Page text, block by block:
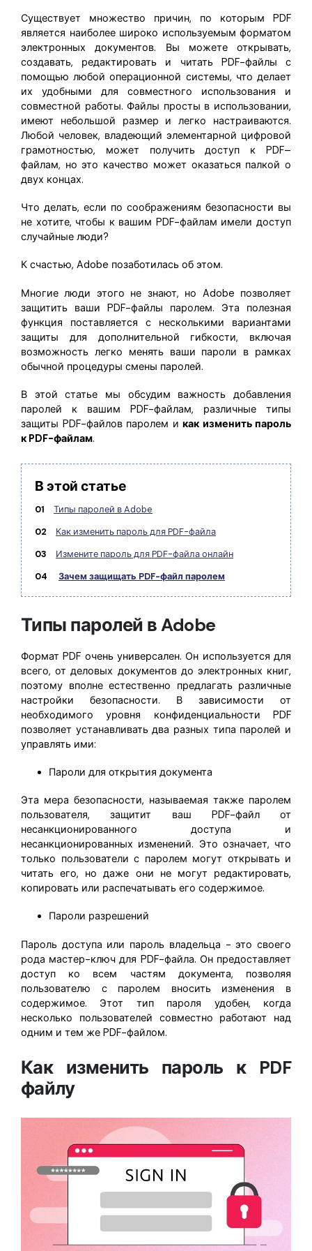
Новый PDFelement 12умнее, быстрее,
проще
От AI-функций до пакетных инструментов: новый
PDFelement делает работу с PDF еще удобнее.
PDF OCR
Извлечение данных из PDF
Защита PDF паролем
Поделиться PDF
Комплексные решения
Преподавание
IT-служба
Юриспруденция
Здравоохранение
Правительство
Издательство
Фрилансер
Все Функции PDF
Канал на YouTube
Сообщество ВКонтакте
Канал Яндекс Дзен
Существует множество причин, по которым PDF
является наиболее широко используемым форматом
электронных документов. Вы можете открывать,
создавать, редактировать и читать PDF-файлы с
помощью любой операционной системы, что делает
их удобными для совместного использования и
совместной работы. Файлы просты в использовании,
имеют небольшой размер и легко настраиваются.
Любой человек, владеющий элементарной цифровой
грамотностью, может получить доступ к PDF–
файлам, но это качество может оказаться палкой о
двух концах.
Что делать, если по соображениям безопасности вы
не хотите, чтобы к вашим PDF-файлам имели доступ
случайные люди?
К счастью, Adobe позаботилась об этом.
Многие люди этого не знают, но Adobe позволяет
защитить ваши PDF-файлы паролем. Эта полезная
функция поставляется с несколькими вариантами
защиты для дополнительной гибкости, включая
возможность легко менять ваши пароли в рамках
обычной процедуры смены паролей.
В этой статье мы обсудим важность добавления
паролей к вашим PDF-файлам, различные типы
защиты PDF-файлов паролем и как изменить пароль
к PDF-файлам.
В этой статье
01
Типы паролей в Adobe
02
Как изменить пароль для PDF-файла
03
Измените пароль для PDF-файла онлайн
04
Зачем защищать PDF-файл паролем
Типы паролей в Adobe
Формат PDF очень универсален. Он используется для
всего, от деловых документов до электронных книг,
поэтому вполне естественно предлагать различные
настройки безопасности. В зависимости от
необходимого уровня конфиденциальности PDF
позволяет устанавливать два разных типа паролей и
управлять ими:
Пароли для открытия документа
Эта мера безопасности, называемая также паролем
пользователя, защитит ваш PDF-файл от
несанкционированного доступа и
несанкционированных изменений. Это означает, что
только пользователи с паролем могут открывать и
читать его, но даже они не могут редактировать,
копировать или распечатывать его содержимое.
Пароли разрешений
Пароль доступа или пароль владельца - это своего
рода мастер-ключ для PDF-файла. Он предоставляет
доступ ко всем частям документа, позволяя
пользователю с паролем вносить изменения в
содержимое. Этот тип пароля удобен, когда
несколько пользователей совместно работают над
одним и тем же PDF-файлом.
Как изменить пароль к PDF
файлу